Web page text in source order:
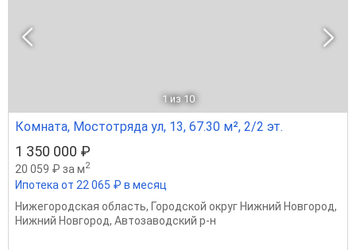
1 из 10
Комната, Мостотряда ул, 13, 67.30 м², 2/2 эт.
1 350 000 ₽
20 059 ₽ за м2
Ипотека от 22 065 ₽ в месяц
Нижегородская область, Городской округ Нижний Новгород,
Нижний Новгород, Автозаводский р-н